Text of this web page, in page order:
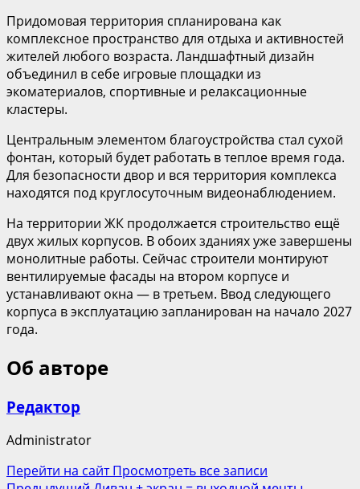
Придомовая территория спланирована как
комплексное пространство для отдыха и активностей
жителей любого возраста. Ландшафтный дизайн
объединил в себе игровые площадки из
экоматериалов, спортивные и релаксационные
кластеры.
Центральным элементом благоустройства стал сухой
фонтан, который будет работать в теплое время года.
Для безопасности двор и вся территория комплекса
находятся под круглосуточным видеонаблюдением.
На территории ЖК продолжается строительство ещё
двух жилых корпусов. В обоих зданиях уже завершены
монолитные работы. Сейчас строители монтируют
вентилируемые фасады на втором корпусе и
устанавливают окна — в третьем. Ввод следующего
корпуса в эксплуатацию запланирован на начало 2027
года.
Об авторе
Редактор
Administrator
Перейти на сайтПросмотреть все записи